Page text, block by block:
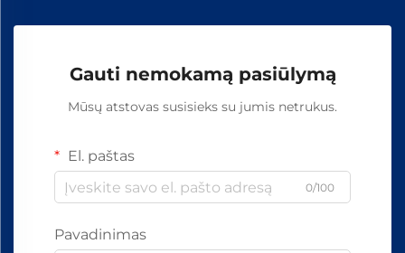
Gauti nemokamą pasiūlymą
Mūsų atstovas susisieks su jumis netrukus.
El. paštas
0/100
Pavadinimas